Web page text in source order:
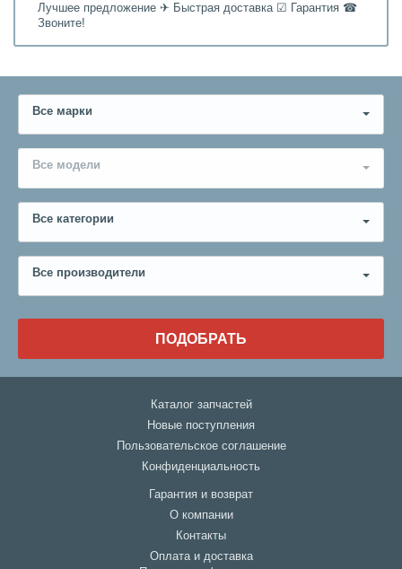
Лучшее предложение ✈ Быстрая доставка ☑ Гарантия ☎
Звоните!
Все марки
Все модели
Все категории
Все производители
ПОДОБРАТЬ
Каталог запчастей
Новые поступления
Пользовательское соглашение
Конфиденциальность
Гарантия и возврат
О компании
Контакты
Оплата и доставка